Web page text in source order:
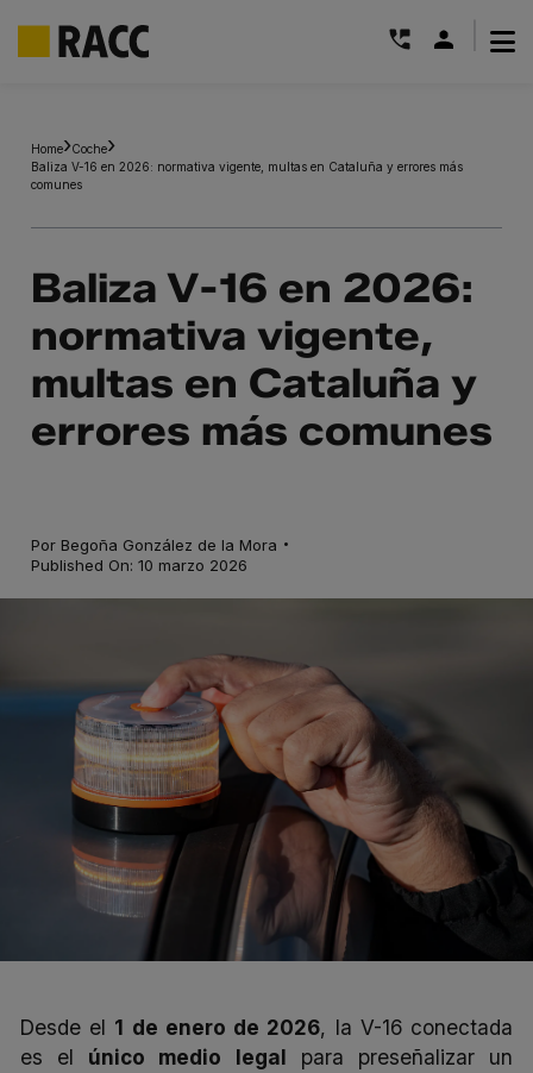
contenido
Home Coche
Baliza V-16 en 2026: normativa vigente, multas en Cataluña y errores más
comunes
Baliza V-16 en 2026:
normativa vigente,
multas en Cataluña y
errores más comunes
Por Begoña González de la Mora ·
Published On: 10 marzo 2026
Desde el 1 de enero de 2026, la V-16 conectada
es el único medio legal para preseñalizar un